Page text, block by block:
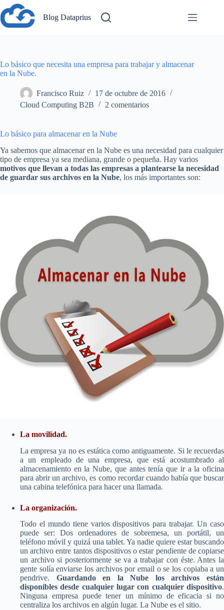
Saltar
al
contenido
Blog Dataprius
Lo básico que necesita una empresa para trabajar y almacenar
en la Nube.
Francisco Ruiz
17 de octubre de 2016
Cloud Computing B2B
2 comentarios
Lo básico para almacenar en la Nube
Ya sabemos que almacenar en la Nube es una necesidad para cualquier
tipo de empresa ya sea mediana, grande o pequeña. Hay varios
motivos que llevan a todas las empresas a plantearse la necesidad
de guardar sus archivos en la Nube, los más importantes son:
La movilidad.
La empresa ya no es estática como antiguamente. Si le recuerdas
a un empleado de una empresa, que está acostumbrado al
almacenamiento en la Nube, que antes tenía que ir a la oficina
para abrir un archivo, es como recordar cuando había que buscar
una cabina telefónica para hacer una llamada.
La organización.
Todo el mundo tiene varios dispositivos para trabajar. Un caso
puede ser: Dos ordenadores de sobremesa, un portátil, un
teléfono móvil y quizá una tablet. Ya nadie quiere estar buscando
un archivo entre tantos dispositivos o estar pendiente de copiarse
un archivo si posteriormente se va a trabajar con éste. Antes la
gente solía enviarse los archivos por email o se los copiaba a un
pendrive. Guardando en la Nube los archivos están
disponibles desde cualquier lugar con cualquier dispositivo.
Ninguna empresa puede tener un mínimo de eficacia si no
centraliza los archivos en algún lugar. La Nube es el sitio.